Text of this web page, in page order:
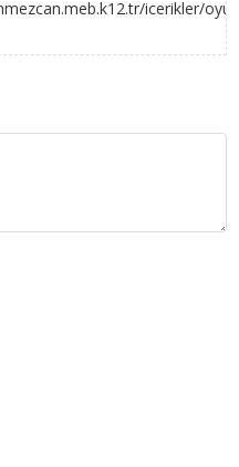
icerikler/